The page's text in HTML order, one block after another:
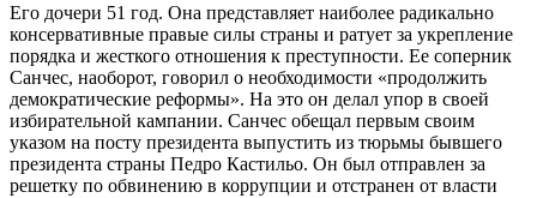
Его дочери 51 год. Она представляет наиболее радикально
консервативные правые силы страны и ратует за укрепление
порядка и жесткого отношения к преступности. Ее соперник
Санчес, наоборот, говорил о необходимости «продолжить
демократические реформы». На это он делал упор в своей
избирательной кампании. Санчес обещал первым своим
указом на посту президента выпустить из тюрьмы бывшего
президента страны Педро Кастильо. Он был отправлен за
решетку по обвинению в коррупции и отстранен от власти